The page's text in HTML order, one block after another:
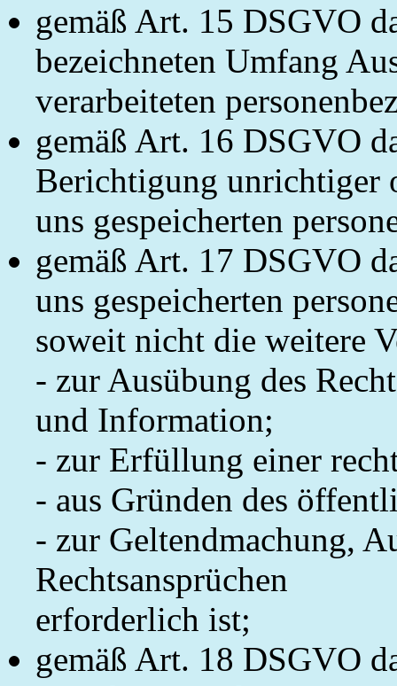
gemäß Art. 15 DSGVO
bezeichneten Umfang
verarbeiteten
gemäß Art. 16 DSGVO
Berichtigung unrichtiger
uns gespeicherten
gemäß Art. 17 DSGVO
uns gespeicherten
soweit nicht die weitere
- zur Ausübung des
und Information;
- zur Erfüllung einer
- aus Gründen des
- zur Geltendmachung,
Rechtsansprüchen
erforderlich ist;
gemäß Art. 18 DSGVO